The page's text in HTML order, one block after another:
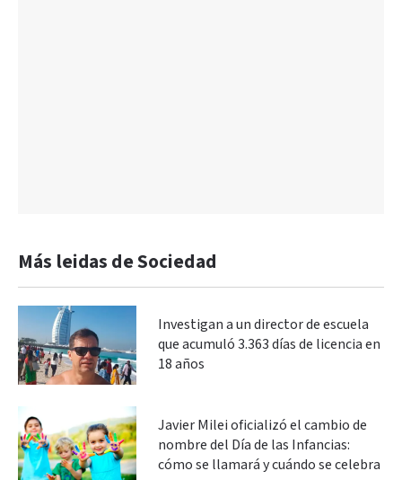
Más leidas de Sociedad
Investigan a un director de escuela
que acumuló 3.363 días de licencia en
18 años
Javier Milei oficializó el cambio de
nombre del Día de las Infancias:
cómo se llamará y cuándo se celebra